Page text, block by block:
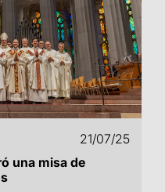
21/07/25
una misa de